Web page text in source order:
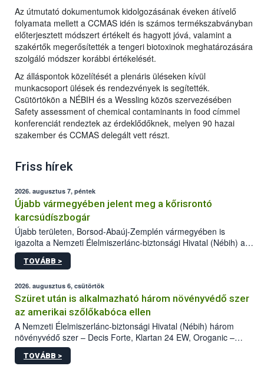
Az útmutató dokumentumok kidolgozásának éveken átívelő
folyamata mellett a CCMAS idén is számos termékszabványban
előterjesztett módszert értékelt és hagyott jóvá, valamint a
szakértők megerősítették a tengeri biotoxinok meghatározására
szolgáló módszer korábbi értékelését.
Az álláspontok közelítését a plenáris üléseken kívül
munkacsoport ülések és rendezvények is segítették.
Csütörtökön a NÉBIH és a Wessling közös szervezésében
Safety assessment of chemical contaminants in food címmel
konferenciát rendeztek az érdeklődőknek, melyen 90 hazai
szakember és CCMAS delegált vett részt.
Friss hírek
2026. augusztus 7, péntek
Újabb vármegyében jelent meg a kőrisrontó
karcsúdíszbogár
Újabb területen, Borsod-Abaúj-Zemplén vármegyében is
igazolta a Nemzeti Élelmiszerlánc-biztonsági Hivatal (Nébih) a
kőrisrontó karcsúdíszbogár (Agrilus planipennis) jelenlétét. A
kártevőt nem csak színcsapdában találták meg, de már fertőzött
az intenzív felderítést, emellett az intézkedéseket a szlovák
hatósággal is összehangolják a terjedés megállítása érdekében.
TOVÁBB >
2026. augusztus 6, csütörtök
Szüret után is alkalmazható három növényvédő szer
az amerikai szőlőkabóca ellen
A Nemzeti Élelmiszerlánc-biztonsági Hivatal (Nébih) három
növényvédő szer – Decis Forte, Klartan 24 EW, Oroganic –
engedélyokiratát módosította, így azok a szüretet követően,
egészen a vesszőérettség (BBCH 91) stádiumáig
TOVÁBB >